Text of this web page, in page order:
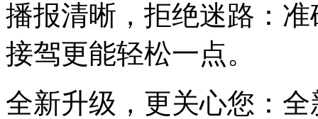
播报清晰，拒绝迷路：
接驾更能轻松一点。
全新升级，更关心您：